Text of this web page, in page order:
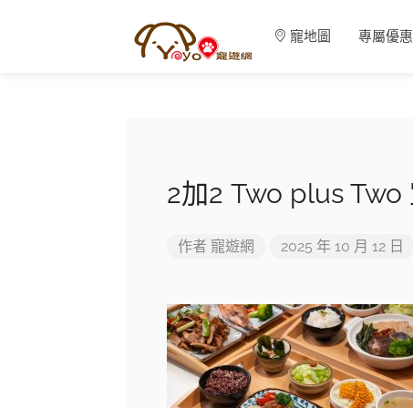
寵地圖 專屬優惠
2加2 Two plus Two
作者 寵遊網 2025 年 10 月 12 日